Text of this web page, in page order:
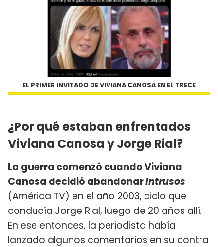
EL PRIMER INVITADO DE VIVIANA CANOSA EN EL TRECE
¿Por qué estaban enfrentados
Viviana Canosa y Jorge Rial?
La guerra comenzó cuando Viviana
Canosa decidió abandonarIntrusos
(América TV) en el año 2003, ciclo que
conducía Jorge Rial, luego de 20 años allí.
En ese entonces, la periodista había
lanzado algunos comentarios en su contra